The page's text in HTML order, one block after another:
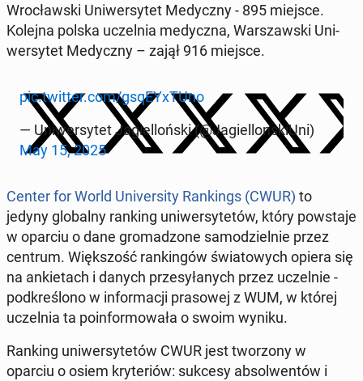
Wro­cław­ski Uni­wer­sy­tet Me­dycz­ny - 895 miejsce.
Kolejna polska uczel­nia me­dycz­na, War­szaw­ski Uni­
wer­sy­tet Me­dycz­ny – zajął 916 miejsce.
pic.twitter.com/gsqEY­xTU­no
— Uni­wer­sy­tet Ja­giel­loń­ski (@Ja­giel­lon­skiU­ni)
May 15, 2025
Center for World Uni­ver­si­ty Ran­kings (CWUR) to
jedyny glo­bal­ny ranking uni­wer­sy­te­tów, który po­wsta­je
w oparciu o dane gro­ma­dzo­ne sa­mo­dziel­nie przez
centrum. Więk­szość ran­kin­gów świa­to­wych opiera się
na an­kie­tach i danych prze­sy­ła­nych przez uczel­nie -
pod­kre­ślo­no w in­for­ma­cji pra­so­wej z WUM, w której
uczel­nia ta po­in­for­mo­wa­ła o swoim wyniku.
Ranking uni­wer­sy­te­tów CWUR jest two­rzo­ny w
oparciu o osiem kry­te­riów: sukcesy ab­sol­wen­tów i